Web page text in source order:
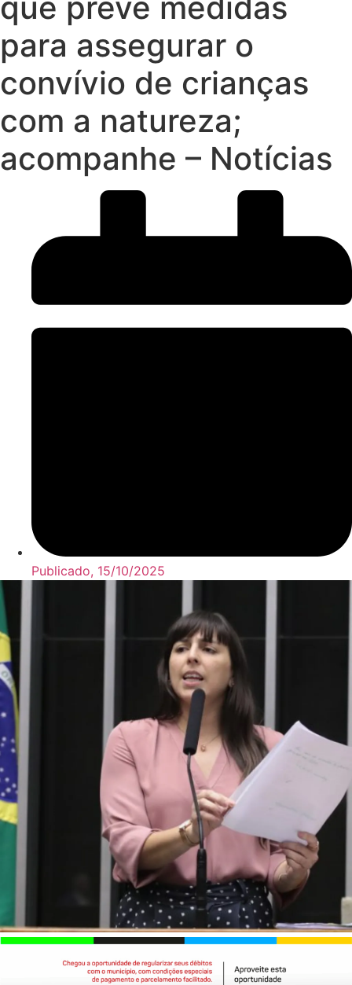
para assegurar o
convívio de crianças
com a natureza;
acompanhe – Notícias
Publicado, 15/10/2025